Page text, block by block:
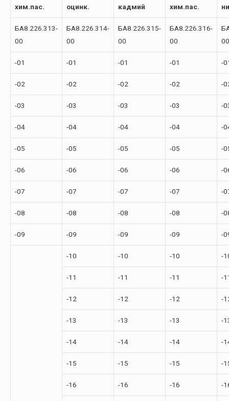
хим.пас. оцинк. кадмий хим.пас.
БА8.226.313-
00
БА8.226.314-
00
БА8.226.315-
00
БА8.226.316-
00
00
-01 -01 -01 -01 -
-02 -02 -02 -02 -
-03 -03 -03 -03 -
-04 -04 -04 -04 -
-05 -05 -05 -05 -
-06 -06 -06 -06 -
-07 -07 -07 -07 -
-08 -08 -08 -08 -
-09 -09 -09 -09 -
-10 -10 -10 -
-11 -11 -11 -
-12 -12 -12 -
-13 -13 -13 -
-14 -14 -14 -
-15 -15 -15 -
-16 -16 -16 -